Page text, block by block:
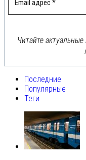
Читайте
Последние
Популярные
Теги